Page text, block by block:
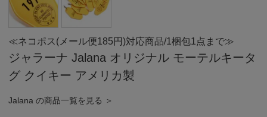
≪ネコポス(メール便185円)対応商品/1梱包1点まで≫
ジャラーナ Jalana オリジナル モーテルキータ
グ クイキー アメリカ製
Jalana の商品一覧を見る ＞